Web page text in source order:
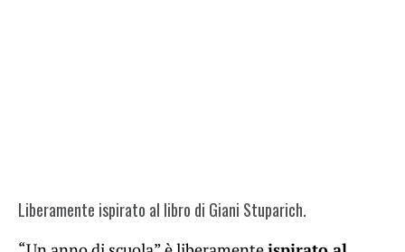
Liberamente ispirato al libro di Giani Stuparich.